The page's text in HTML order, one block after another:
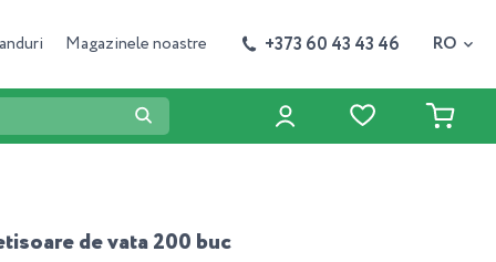
Magazinele noastre +373 60 43 43 46 RO
de vata 200 buc